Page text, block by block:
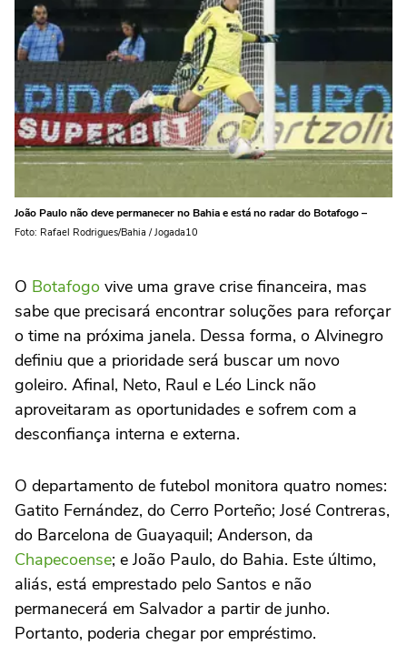
João Paulo não deve permanecer no Bahia e está no radar do Botafogo –
Foto: Rafael Rodrigues/Bahia / Jogada10
O Botafogo vive uma grave crise financeira, mas
sabe que precisará encontrar soluções para reforçar
o time na próxima janela. Dessa forma, o Alvinegro
definiu que a prioridade será buscar um novo
goleiro. Afinal, Neto, Raul e Léo Linck não
aproveitaram as oportunidades e sofrem com a
desconfiança interna e externa.
O departamento de futebol monitora quatro nomes:
Gatito Fernández, do Cerro Porteño; José Contreras,
do Barcelona de Guayaquil; Anderson, da
Chapecoense; e João Paulo, do Bahia. Este último,
aliás, está emprestado pelo Santos e não
permanecerá em Salvador a partir de junho.
Portanto, poderia chegar por empréstimo.